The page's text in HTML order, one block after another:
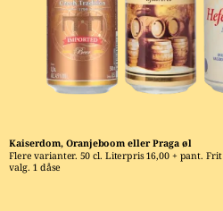
Kaiserdom, Oranjeboom eller Praga øl
Flere varianter. 50 cl. Literpris 16,00 + pant. Frit
valg. 1 dåse